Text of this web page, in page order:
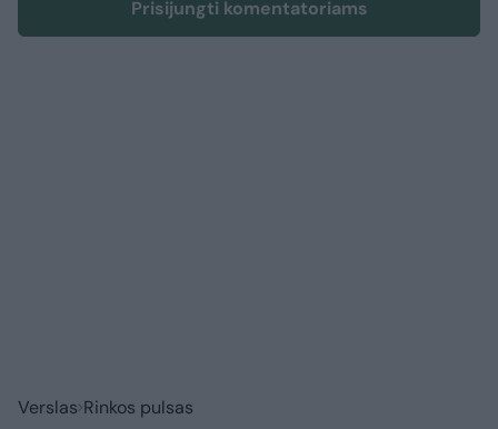
Prisijungti komentatoriams
Verslas Rinkos pulsas